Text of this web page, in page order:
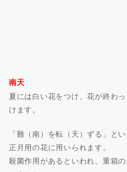
南天
夏には白い花をつけ、花が終わ
けます。
「難（南）を転（天）ずる」と
正月用の花に用いられます。
殺菌作用があるといわれ、重箱